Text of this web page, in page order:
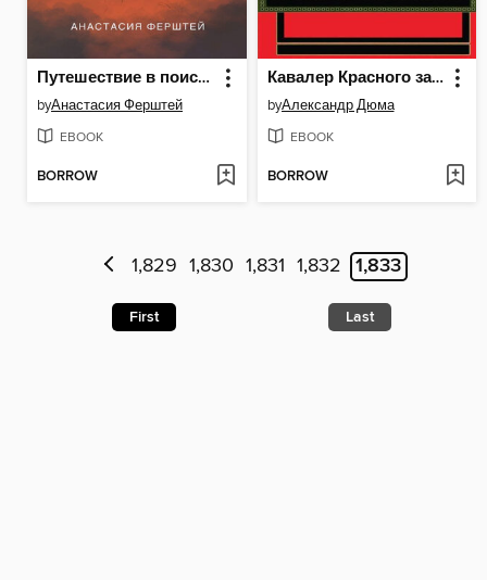
Путешествие в поисках себя
byАнастасия Ферштей
EBOOK
BORROW
Кавалер Красного замка
byАлександр Дюма
EBOOK
BORROW
1,829 1,830 1,831 1,832 1,833
First Last